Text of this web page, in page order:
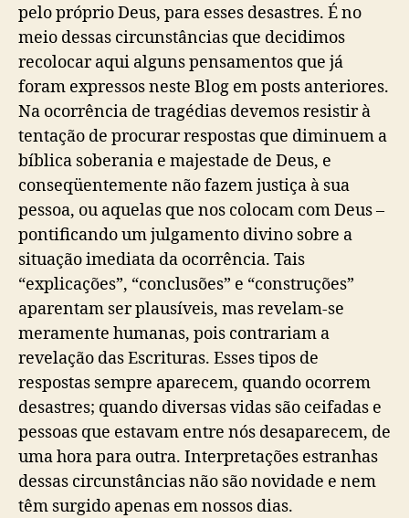
pelo próprio Deus, para esses desastres. É no
meio dessas circunstâncias que decidimos
recolocar aqui alguns pensamentos que já
foram expressos neste Blog em posts anteriores.
Na ocorrência de tragédias devemos resistir à
tentação de procurar respostas que diminuem a
bíblica soberania e majestade de Deus, e
conseqüentemente não fazem justiça à sua
pessoa, ou aquelas que nos colocam com Deus –
pontificando um julgamento divino sobre a
situação imediata da ocorrência. Tais
“explicações”, “conclusões” e “construções”
aparentam ser plausíveis, mas revelam-se
meramente humanas, pois contrariam a
revelação das Escrituras. Esses tipos de
respostas sempre aparecem, quando ocorrem
desastres; quando diversas vidas são ceifadas e
pessoas que estavam entre nós desaparecem, de
uma hora para outra. Interpretações estranhas
dessas circunstâncias não são novidade e nem
têm surgido apenas em nossos dias.